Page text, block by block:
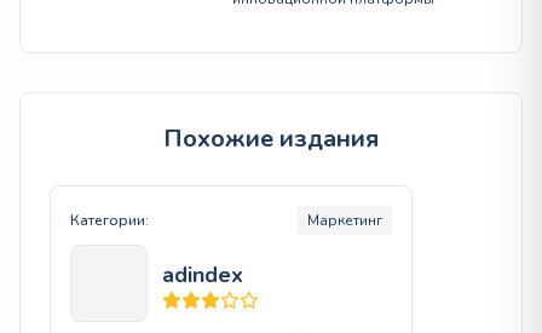
Похожие издания
Категории: Маркетинг
adindex